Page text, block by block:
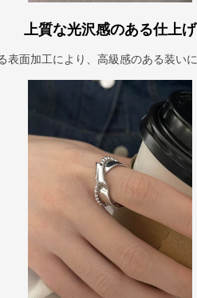
上質な光沢感のある仕上げ
表面加工により、高級感のある装いに